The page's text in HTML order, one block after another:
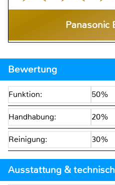
Panasonic
Bewertung
Funktion: 50%
Handhabung: 20%
Reinigung: 30%
Ausstattung &